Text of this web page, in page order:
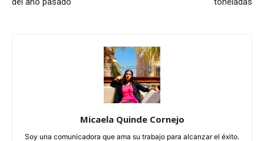
Micaela Quinde Cornejo
Soy una comunicadora que ama su trabajo para alcanzar el éxito.